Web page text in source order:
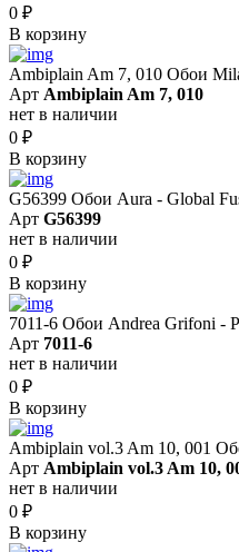
0 ₽
В корзину
Ambiplain Am 7, 010 Обои
Арт Ambiplain Am 7, 010
нет в наличии
0 ₽
В корзину
G56399 Обои Aura - Global
Арт G56399
нет в наличии
0 ₽
В корзину
7011-6 Обои Andrea Grifoni -
Арт 7011-6
нет в наличии
0 ₽
В корзину
Ambiplain vol.3 Am 10, 001
Арт Ambiplain vol.3 Am 10,
нет в наличии
0 ₽
В корзину